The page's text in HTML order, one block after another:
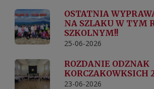
OSTATNIA
NA SZLAKU W TYM
SZKOLNYM!!
25-06-2026
ROZDANIE ODZNAK
KORCZAKOWKSICH
23-06-2026